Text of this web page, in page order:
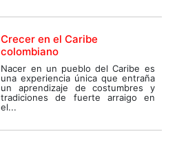
Crecer en el Caribe
colombiano
Nacer en un pueblo del Caribe es
una experiencia única que entraña
un aprendizaje de costumbres y
tradiciones de fuerte arraigo en
el...